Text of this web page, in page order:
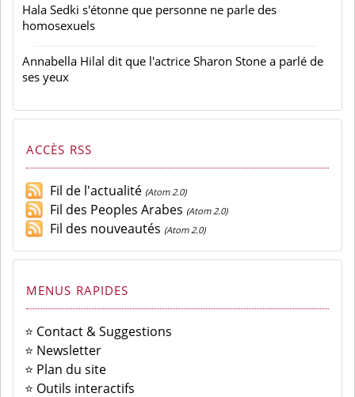
Hala Sedki s'étonne que personne ne parle des
homosexuels
Annabella Hilal dit que l'actrice Sharon Stone a parlé de
ses yeux
ACCÈS RSS
Fil de l'actualité (Atom 2.0)
Fil des Peoples Arabes (Atom 2.0)
Fil des nouveautés (Atom 2.0)
MENUS RAPIDES
⭐ Contact & Suggestions
⭐ Newsletter
⭐ Plan du site
⭐ Outils interactifs